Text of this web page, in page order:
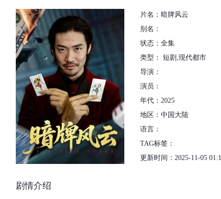
片名：暗牌风云
别名：
状态：全集
类型： 短剧,现代都市
导演：
演员：
年代：2025
地区：中国大陆
语言：
TAG标签：
更新时间：2025-11-05
剧情介绍